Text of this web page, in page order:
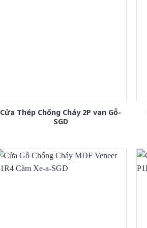
Cửa Thép Chống Cháy 2P van Gỗ-
SGD